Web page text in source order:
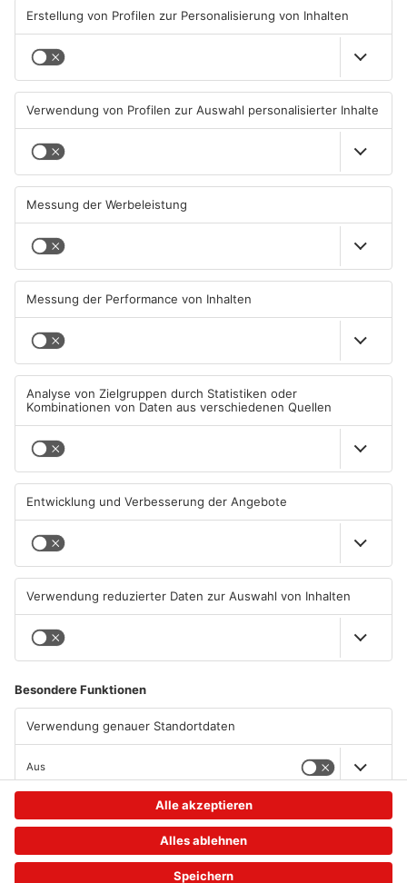
Langenselbolder Dreieck und
Hanauer Kreuz
07.08.2026, 07:07 UHR IN MAIN-
zum Thema "Wasser im
Klimawandel"
07.08.2026, 05:00 UHR IN MAIN-
Wohnhausbrand in Maintal:
Zwei Menschen verletzt
06.08.2026, 15:42 UHR IN MAIN-
KINZIG-KREIS
Gute Nachrichten für Pendler
im Main-Kinzig-Kreis und in
06.08.2026, 11:33 UHR IN MAIN-
KINZIG-KREIS